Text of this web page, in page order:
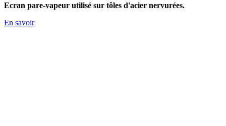
Ecran pare-vapeur utilisé sur tôles d'acier nervurées.
En savoir